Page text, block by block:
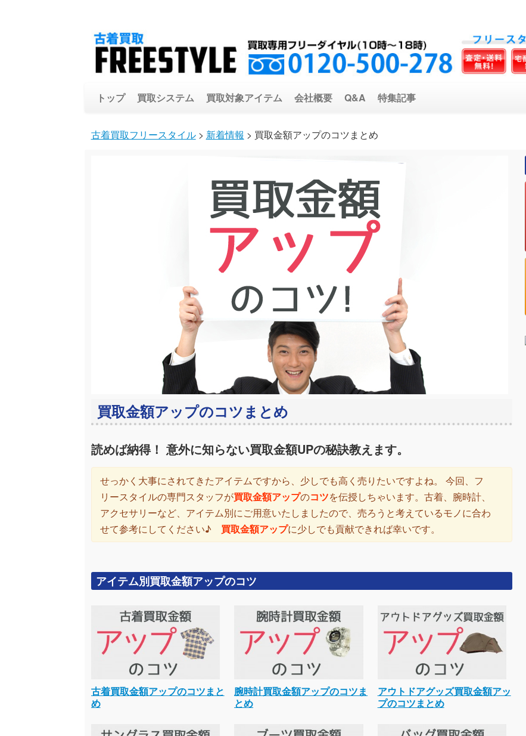
トップ 買取システム 買取対象アイテム 会社概要 Q&A 特集記事
古着買取フリースタイル> 新着情報 > 買取金額アップのコツまとめ
買取金額アップのコツまとめ
読めば納得！ 意外に知らない買取金額UPの秘訣教えます。
せっかく大事にされてきたアイテムですから、少しでも高く売りたいですよね。 今回、フ
リースタイルの専門スタッフが買取金額アップのコツを伝授しちゃいます。古着、腕時計、
アクセサリーなど、アイテム別にご用意いたしましたので、売ろうと考えているモノに合わ
せて参考にしてください♪ 買取金額アップに少しでも貢献できれば幸いです。
アイテム別買取金額アップのコツ
古着買取金額アップのコツまと
め
腕時計買取金額アップのコツま
とめ
アウトドアグッズ買取金額アッ
プのコツまとめ